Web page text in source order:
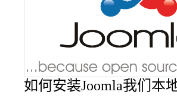
如何安装Joomla我们本